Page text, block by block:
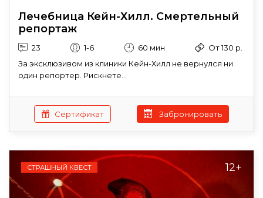
Лечебница Кейн-Хилл. Смертельный
репортаж
23 1-6 60 мин
От 130 р.
За эксклюзивом из клиники Кейн-Хилл не вернулся ни
один репортер. Рискнете...
Сертификат Забронировать
СТРАШНЫЙ КВЕСТ 12+